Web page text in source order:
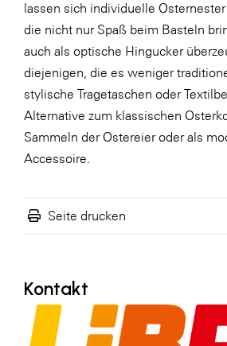
WKS Fachgruppe
WK UBIT
Zühlke
Media
lassen sich individuelle
die nicht nur Spaß beim Basteln
auch als optische Hingucker
diejenigen, die es weniger
stylische Tragetaschen oder
Alternative zum klassischen
Sammeln der Ostereier oder als
Accessoire.
Seite drucken
Kontakt